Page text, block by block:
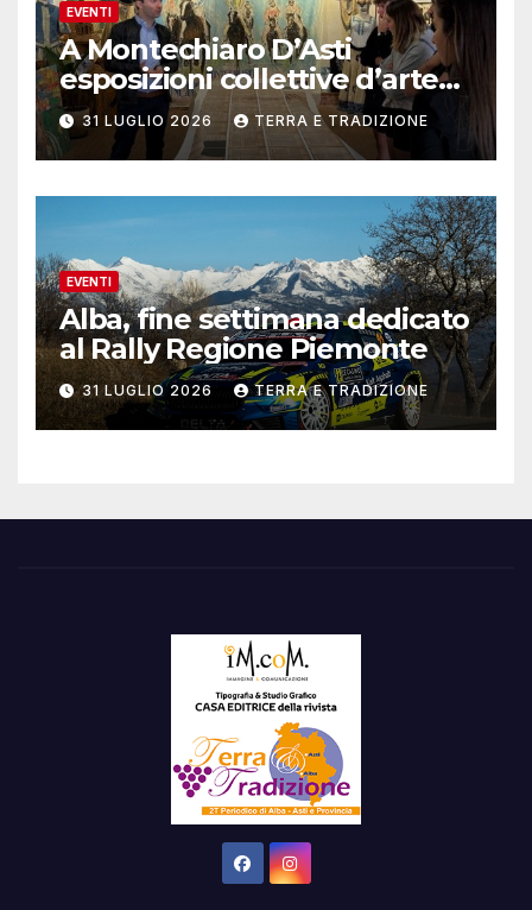
EVENTI
A Montechiaro D’Asti
esposizioni collettive d’arte
contemporanea
31 LUGLIO 2026 TERRA E TRADIZIONE
EVENTI
Alba, fine settimana dedicato
al Rally Regione Piemonte
31 LUGLIO 2026 TERRA E TRADIZIONE